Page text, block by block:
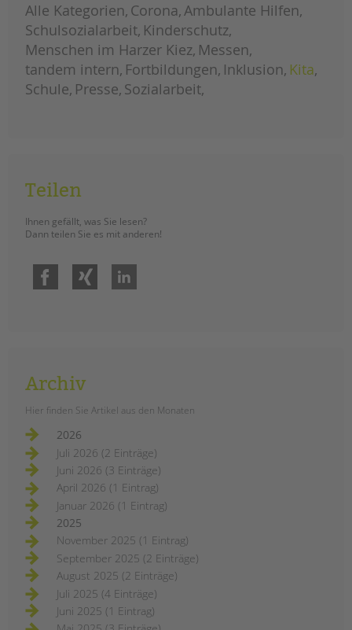
Briefe an Kai
PRESSE
Magazin
Intranet
Alle Kategorien Corona Ambulante Hilfen
Schulsozialarbeit Kinderschutz
Menschen im Harzer Kiez Messen
tandem intern Fortbildungen Inklusion Kita
Schule Presse Sozialarbeit
Teilen
Ihnen gefällt, was Sie lesen?
Dann teilen Sie es mit anderen!
Facebook
Archiv
Hier finden Sie Artikel aus den Monaten
2026
Juli 2026 (2 Einträge)
Juni 2026 (3 Einträge)
April 2026 (1 Eintrag)
Januar 2026 (1 Eintrag)
2025
November 2025 (1 Eintrag)
September 2025 (2 Einträge)
August 2025 (2 Einträge)
Juli 2025 (4 Einträge)
Juni 2025 (1 Eintrag)